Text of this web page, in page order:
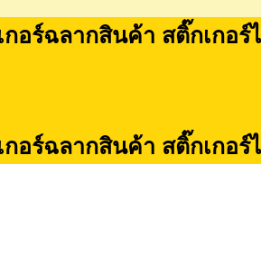
อร์ฉลากสินค้า สติ๊กเกอ
อร์ฉลากสินค้า สติ๊กเกอ